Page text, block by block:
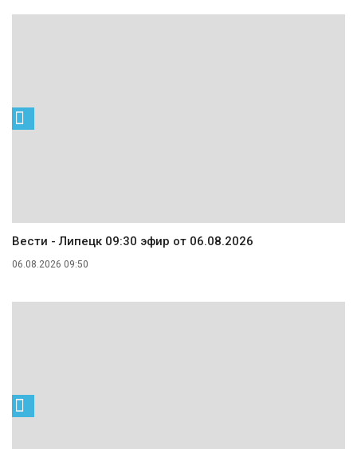
Вести - Липецк 09:30 эфир от 06.08.2026
06.08.2026 09:50